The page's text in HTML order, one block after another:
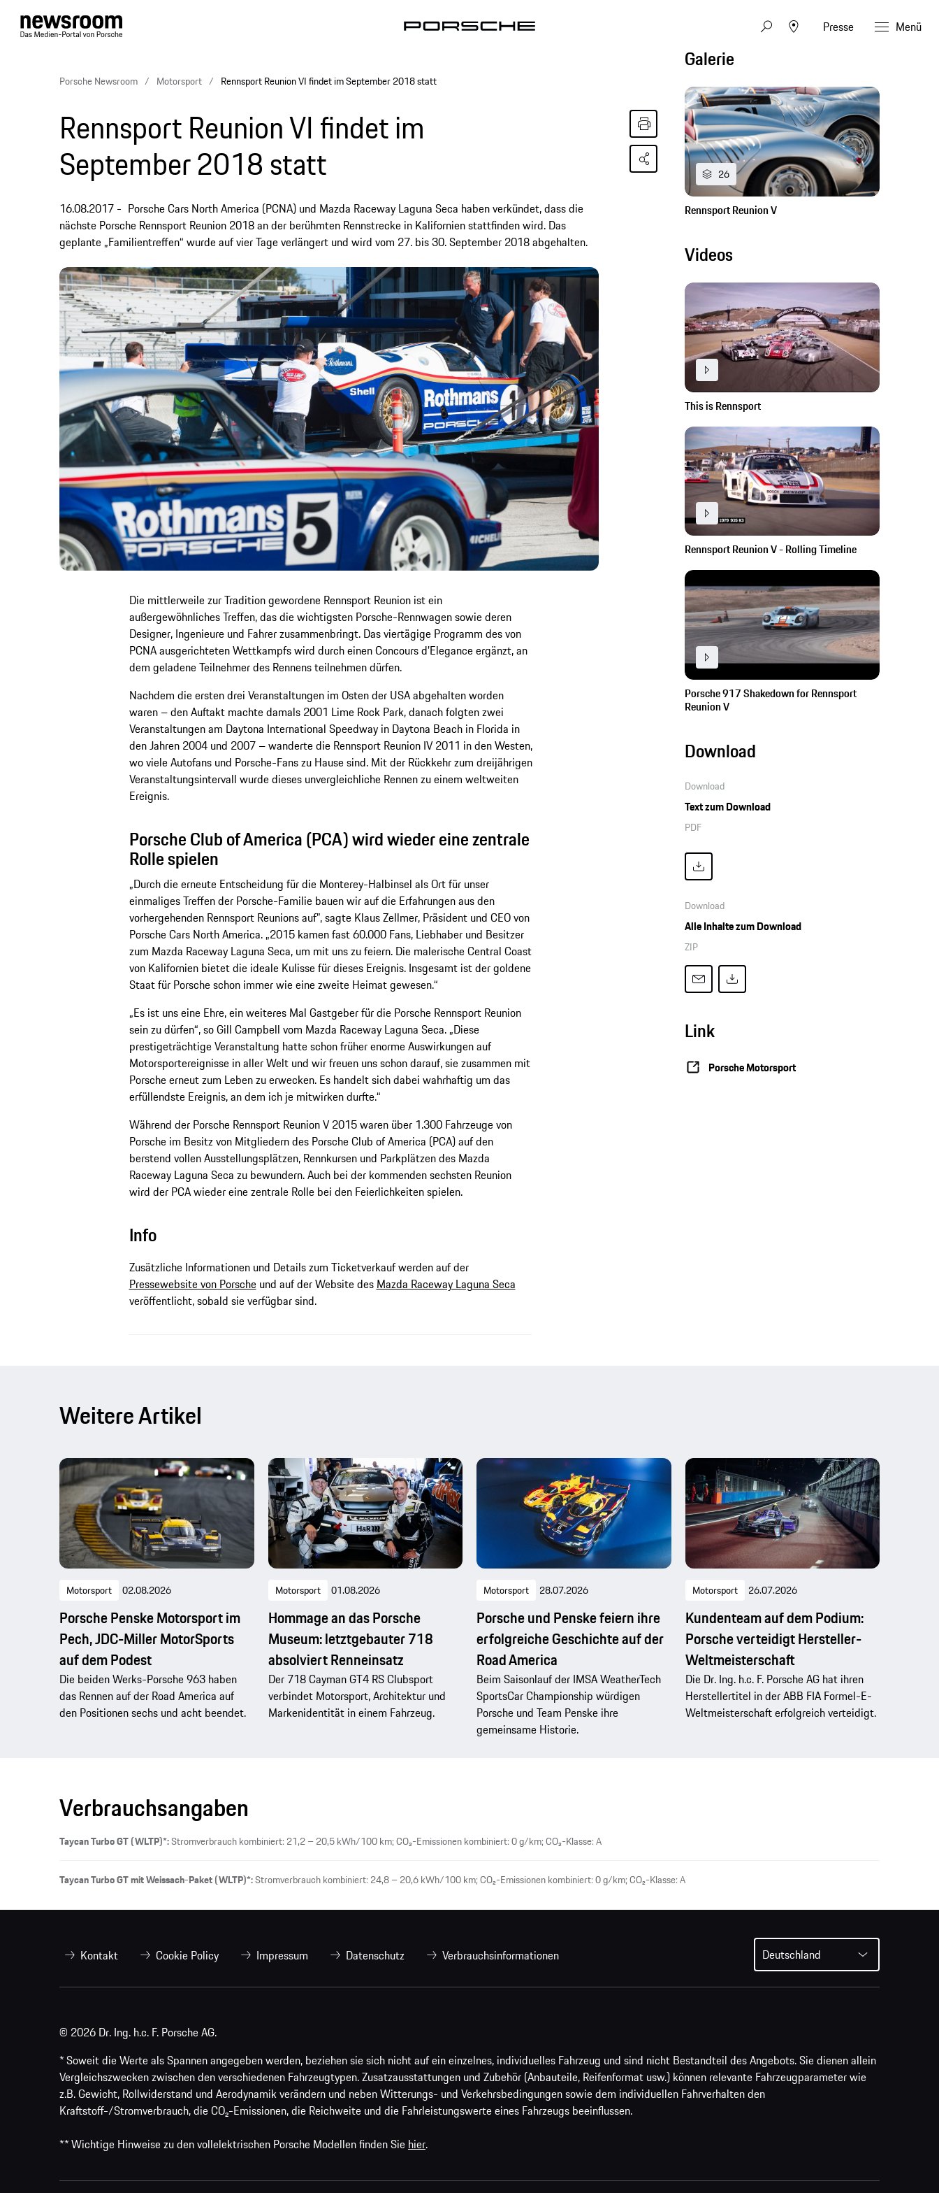
Presse Menü
Porsche Newsroom Motorsport Rennsport Reunion VI findet im September 2018 statt
Rennsport Reunion VI findet im
September 2018 statt
16.08.2017
Porsche Cars North America (PCNA) und Mazda Raceway Laguna Seca haben verkündet, dass die
nächste Porsche Rennsport Reunion 2018 an der berühmten Rennstrecke in Kalifornien stattfinden wird. Das
geplante „Familientreffen“ wurde auf vier Tage verlängert und wird vom 27. bis 30. September 2018 abgehalten.
Die mittlerweile zur Tradition gewordene Rennsport Reunion ist ein
außergewöhnliches Treffen, das die wichtigsten Porsche-Rennwagen sowie deren
Designer, Ingenieure und Fahrer zusammenbringt. Das viertägige Programm des von
PCNA ausgerichteten Wettkampfs wird durch einen Concours d’Elegance ergänzt, an
dem geladene Teilnehmer des Rennens teilnehmen dürfen.
Nachdem die ersten drei Veranstaltungen im Osten der USA abgehalten worden
waren – den Auftakt machte damals 2001 Lime Rock Park, danach folgten zwei
Veranstaltungen am Daytona International Speedway in Daytona Beach in Florida in
den Jahren 2004 und 2007 – wanderte die Rennsport Reunion IV 2011 in den Westen,
wo viele Autofans und Porsche-Fans zu Hause sind. Mit der Rückkehr zum dreijährigen
Veranstaltungsintervall wurde dieses unvergleichliche Rennen zu einem weltweiten
Ereignis.
Porsche Club of America (PCA) wird wieder eine zentrale
Rolle spielen
„Durch die erneute Entscheidung für die Monterey-Halbinsel als Ort für unser
einmaliges Treffen der Porsche-Familie bauen wir auf die Erfahrungen aus den
vorhergehenden Rennsport Reunions auf”, sagte Klaus Zellmer, Präsident und CEO von
Porsche Cars North America. „2015 kamen fast 60.000 Fans, Liebhaber und Besitzer
zum Mazda Raceway Laguna Seca, um mit uns zu feiern. Die malerische Central Coast
von Kalifornien bietet die ideale Kulisse für dieses Ereignis. Insgesamt ist der goldene
Staat für Porsche schon immer wie eine zweite Heimat gewesen.“
„Es ist uns eine Ehre, ein weiteres Mal Gastgeber für die Porsche Rennsport Reunion
sein zu dürfen“, so Gill Campbell vom Mazda Raceway Laguna Seca. „Diese
prestigeträchtige Veranstaltung hatte schon früher enorme Auswirkungen auf
Motorsportereignisse in aller Welt und wir freuen uns schon darauf, sie zusammen mit
Porsche erneut zum Leben zu erwecken. Es handelt sich dabei wahrhaftig um das
erfüllendste Ereignis, an dem ich je mitwirken durfte.“
Während der Porsche Rennsport Reunion V 2015 waren über 1.300 Fahrzeuge von
Porsche im Besitz von Mitgliedern des Porsche Club of America (PCA) auf den
berstend vollen Ausstellungsplätzen, Rennkursen und Parkplätzen des Mazda
Raceway Laguna Seca zu bewundern. Auch bei der kommenden sechsten Reunion
wird der PCA wieder eine zentrale Rolle bei den Feierlichkeiten spielen.
Info
Zusätzliche Informationen und Details zum Ticketverkauf werden auf der
Pressewebsite von Porscheund auf der Website des Mazda Raceway Laguna Seca
veröffentlicht, sobald sie verfügbar sind.
Galerie
26
Rennsport Reunion V
Videos
This is Rennsport
Rennsport Reunion V - Rolling Timeline
Porsche 917 Shakedown for Rennsport
Reunion V
Download
Download
Text zum Download
PDF
Download
Alle Inhalte zum Download
ZIP
Link
Porsche Motorsport
Weitere Artikel
Motorsport 02.08.2026
Porsche Penske Motorsport im
Pech, JDC-Miller MotorSports
auf dem Podest
Die beiden Werks-Porsche 963 haben
das Rennen auf der Road America auf
den Positionen sechs und acht beendet.
Motorsport 01.08.2026
Hommage an das Porsche
Museum: letztgebauter 718
absolviert Renneinsatz
Der 718 Cayman GT4 RS Clubsport
verbindet Motorsport, Architektur und
Markenidentität in einem Fahrzeug.
Motorsport 28.07.2026
Porsche und Penske feiern ihre
erfolgreiche Geschichte auf der
Road America
Beim Saisonlauf der IMSA WeatherTech
SportsCar Championship würdigen
Porsche und Team Penske ihre
gemeinsame Historie.
Motorsport 26.07.2026
Kundenteam auf dem Podium:
Porsche verteidigt Hersteller-
Weltmeisterschaft
Die Dr. Ing. h.c. F. Porsche AG hat ihren
Herstellertitel in der ABB FIA Formel-E-
Weltmeisterschaft erfolgreich verteidigt.
Verbrauchsangaben
Taycan Turbo GT (WLTP)*:Stromverbrauch kombiniert: 21,2 – 20,5 kWh/100 km; CO₂-Emissionen kombiniert: 0 g/km; CO₂-Klasse: A
Taycan Turbo GT mit Weissach-Paket (WLTP)*:Stromverbrauch kombiniert: 24,8 – 20,6 kWh/100 km; CO₂-Emissionen kombiniert: 0 g/km; CO₂-Klasse: A
Kontakt Cookie Policy Impressum Datenschutz Verbrauchsinformationen Deutschland
© 2026 Dr. Ing. h.c. F. Porsche AG.
* Soweit die Werte als Spannen angegeben werden, beziehen sie sich nicht auf ein einzelnes, individuelles Fahrzeug und sind nicht Bestandteil des Angebots. Sie dienen allein
Vergleichszwecken zwischen den verschiedenen Fahrzeugtypen. Zusatzausstattungen und Zubehör (Anbauteile, Reifenformat usw.) können relevante Fahrzeugparameter wie
z.B. Gewicht, Rollwiderstand und Aerodynamik verändern und neben Witterungs- und Verkehrsbedingungen sowie dem individuellen Fahrverhalten den
Kraftstoff-/Stromverbrauch, die CO₂-Emissionen, die Reichweite und die Fahrleistungswerte eines Fahrzeugs beeinflussen.
** Wichtige Hinweise zu den vollelektrischen Porsche Modellen finden Sie hier.